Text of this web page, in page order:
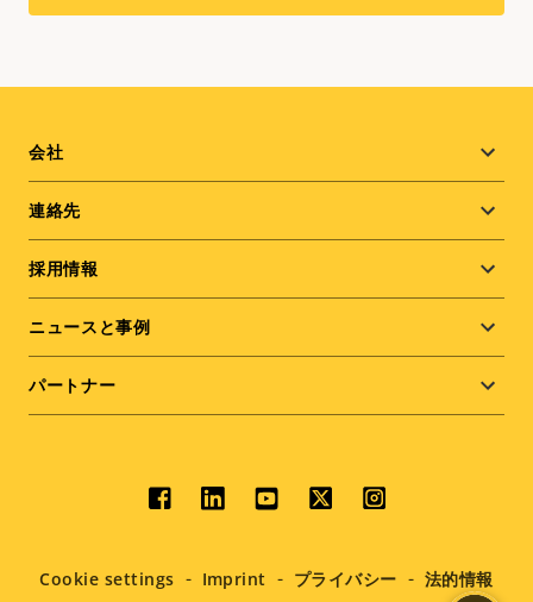
Footer
menu
会社
連絡先
採用情報
ニュースと事例
パートナー
Social
menu
Cookie settings Imprint プライバシー 法的情報